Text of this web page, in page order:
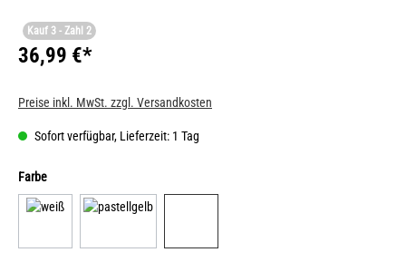
Kauf 3 - Zahl 2
36,99 €*
Preise inkl. MwSt. zzgl. Versandkosten
Sofort verfügbar, Lieferzeit: 1 Tag
Farbe